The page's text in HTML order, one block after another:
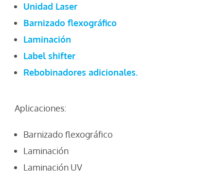
Unidad Laser
Barnizado flexográfico
Laminación
Label shifter
Rebobinadores adicionales.
Aplicaciones:
Barnizado flexográfico
Laminación
Laminación UV